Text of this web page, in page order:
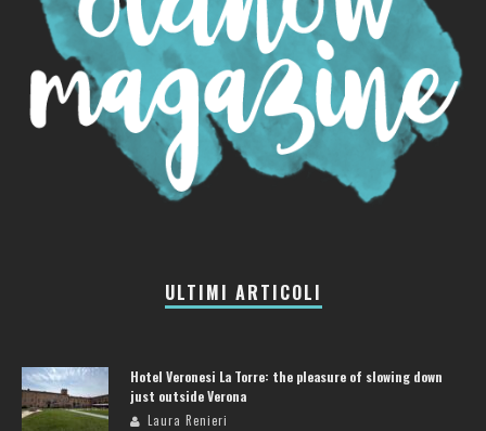
ULTIMI ARTICOLI
Hotel Veronesi La Torre: the pleasure of slowing down
just outside Verona
Laura Renieri